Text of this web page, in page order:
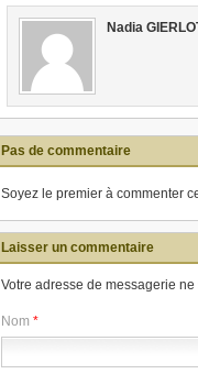
Nadia
Pas de commentaire
Soyez le premier à commenter
Laisser un commentaire
Votre adresse de messagerie
Nom *